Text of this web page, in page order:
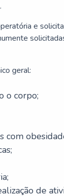
e
geral:
o corpo;
com
de